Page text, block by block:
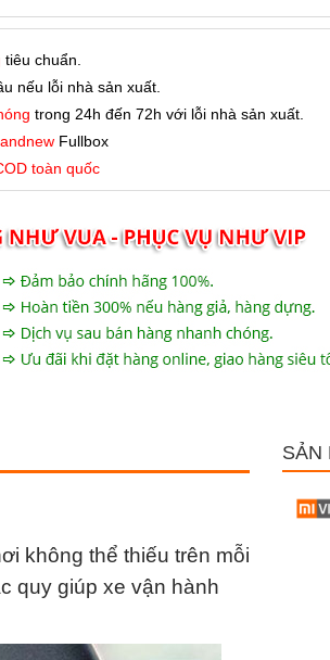
tiêu chuẩn.
nếu lỗi nhà sản xuất.
trong 24h đến 72h với lỗi nhà sản xuất.
Fullbox
toàn quốc
không thể thiếu trên mỗi
quy giúp xe vận hành
SẢN